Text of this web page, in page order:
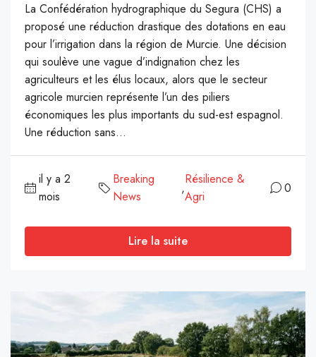
La Confédération hydrographique du Segura (CHS) a
proposé une réduction drastique des dotations en eau
pour l’irrigation dans la région de Murcie. Une décision
qui soulève une vague d’indignation chez les
agriculteurs et les élus locaux, alors que le secteur
agricole murcien représente l’un des piliers
économiques les plus importants du sud-est espagnol.
Une réduction sans...
il y a 2
mois
Breaking
News
,
Résilience &
Agri
0
Lire la suite